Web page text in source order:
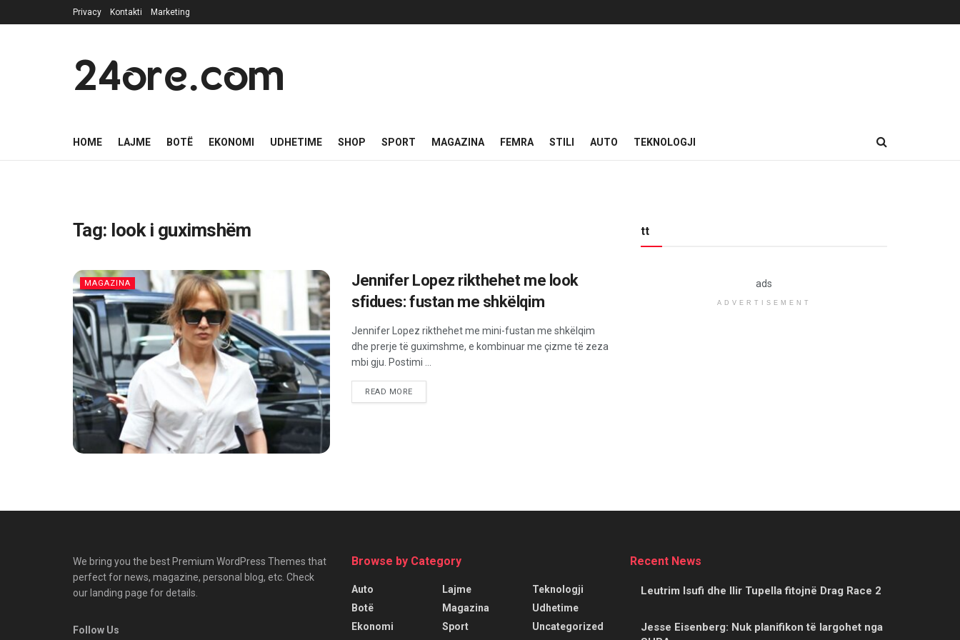
Privacy Kontakti Marketing
24ore.com
HOME LAJME BOTË EKONOMI UDHETIME SHOP SPORT MAGAZINA FEMRA STILI AUTO TEKNOLOGJI
Tag: look i guximshëm
MAGAZINA
Jennifer Lopez rikthehet me look
sfidues: fustan me shkëlqim
Jennifer Lopez rikthehet me mini-fustan me shkëlqim
dhe prerje të guximshme, e kombinuar me çizme të zeza
mbi gju. Postimi ...
READ MORE
tt
ads
ADVERTISEMENT
We bring you the best Premium WordPress Themes that
perfect for news, magazine, personal blog, etc. Check
our landing page for details.
Follow Us
Browse by Category
Auto
Botë
Ekonomi
Lajme
Magazina
Sport
Teknologji
Udhetime
Uncategorized
Recent News
Leutrim Isufi dhe Ilir Tupella fitojnë Drag Race 2
Jesse Eisenberg: Nuk planifikon të largohet nga